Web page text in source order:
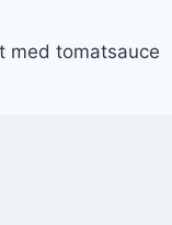
med tomatsauce